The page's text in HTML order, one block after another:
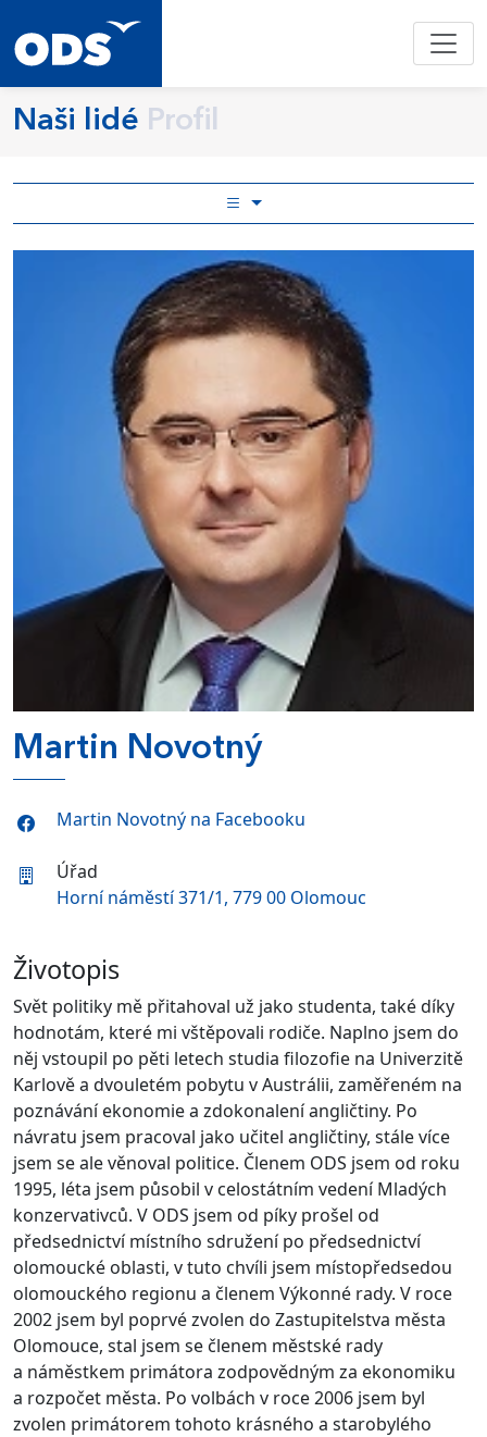
Naši lidé Profil
Martin Novotný
Martin Novotný na Facebooku
Úřad
Horní náměstí 371/1, 779 00 Olomouc
Životopis
Svět politiky mě přitahoval už jako studenta, také díky
hodnotám, které mi vštěpovali rodiče. Naplno jsem do
něj vstoupil po pěti letech studia filozofie na Univerzitě
Karlově a dvouletém pobytu v Austrálii, zaměřeném na
poznávání ekonomie a zdokonalení angličtiny. Po
návratu jsem pracoval jako učitel angličtiny, stále více
jsem se ale věnoval politice. Členem ODS jsem od roku
1995, léta jsem působil v celostátním vedení Mladých
konzervativců. V ODS jsem od píky prošel od
předsednictví místního sdružení po předsednictví
olomoucké oblasti, v tuto chvíli jsem místopředsedou
olomouckého regionu a členem Výkonné rady. V roce
2002 jsem byl poprvé zvolen do Zastupitelstva města
Olomouce, stal jsem se členem městské rady
a náměstkem primátora zodpovědným za ekonomiku
a rozpočet města. Po volbách v roce 2006 jsem byl
zvolen primátorem tohoto krásného a starobylého